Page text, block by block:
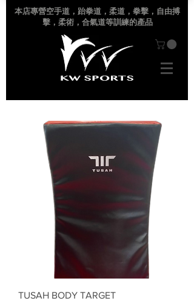
本店專營空手道 ，跆拳道，柔道，拳擊，自由搏
擊，柔術，合氣道等訓練的產品
TUSAH BODY TARGET